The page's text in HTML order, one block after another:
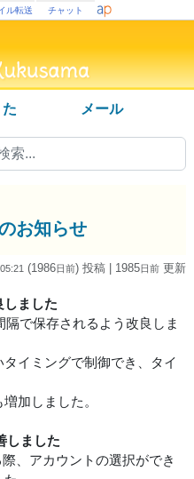
ル転送 チャット
メール
お知らせ
05:21 (1986日前) 投稿 | 1985日前 更新
しました
で保存されるよう改良しま
イミングで制御でき、タイ
加しました。
しました
、アカウントの選択ができ